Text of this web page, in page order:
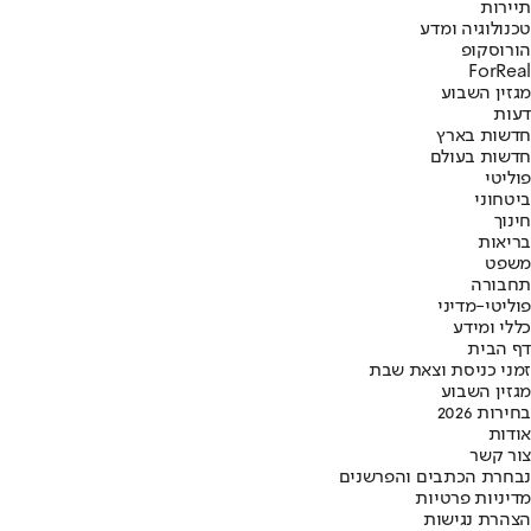
תיירות
טכנולוגיה ומדע
הורוסקופ
ForReal
מגזין השבוע
דעות
חדשות בארץ
חדשות בעולם
פוליטי
ביטחוני
חינוך
בריאות
משפט
תחבורה
פוליטי-מדיני
כללי ומידע
דף הבית
זמני כניסת וצאת שבת
מגזין השבוע
בחירות 2026
אודות
צור קשר
נבחרת הכתבים והפרשנים
מדיניות פרטיות
הצהרת נגישות